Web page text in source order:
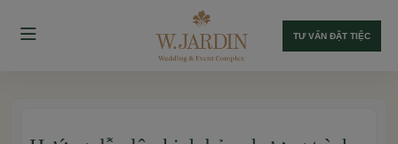
TƯ VẤN ĐẶT TIỆC